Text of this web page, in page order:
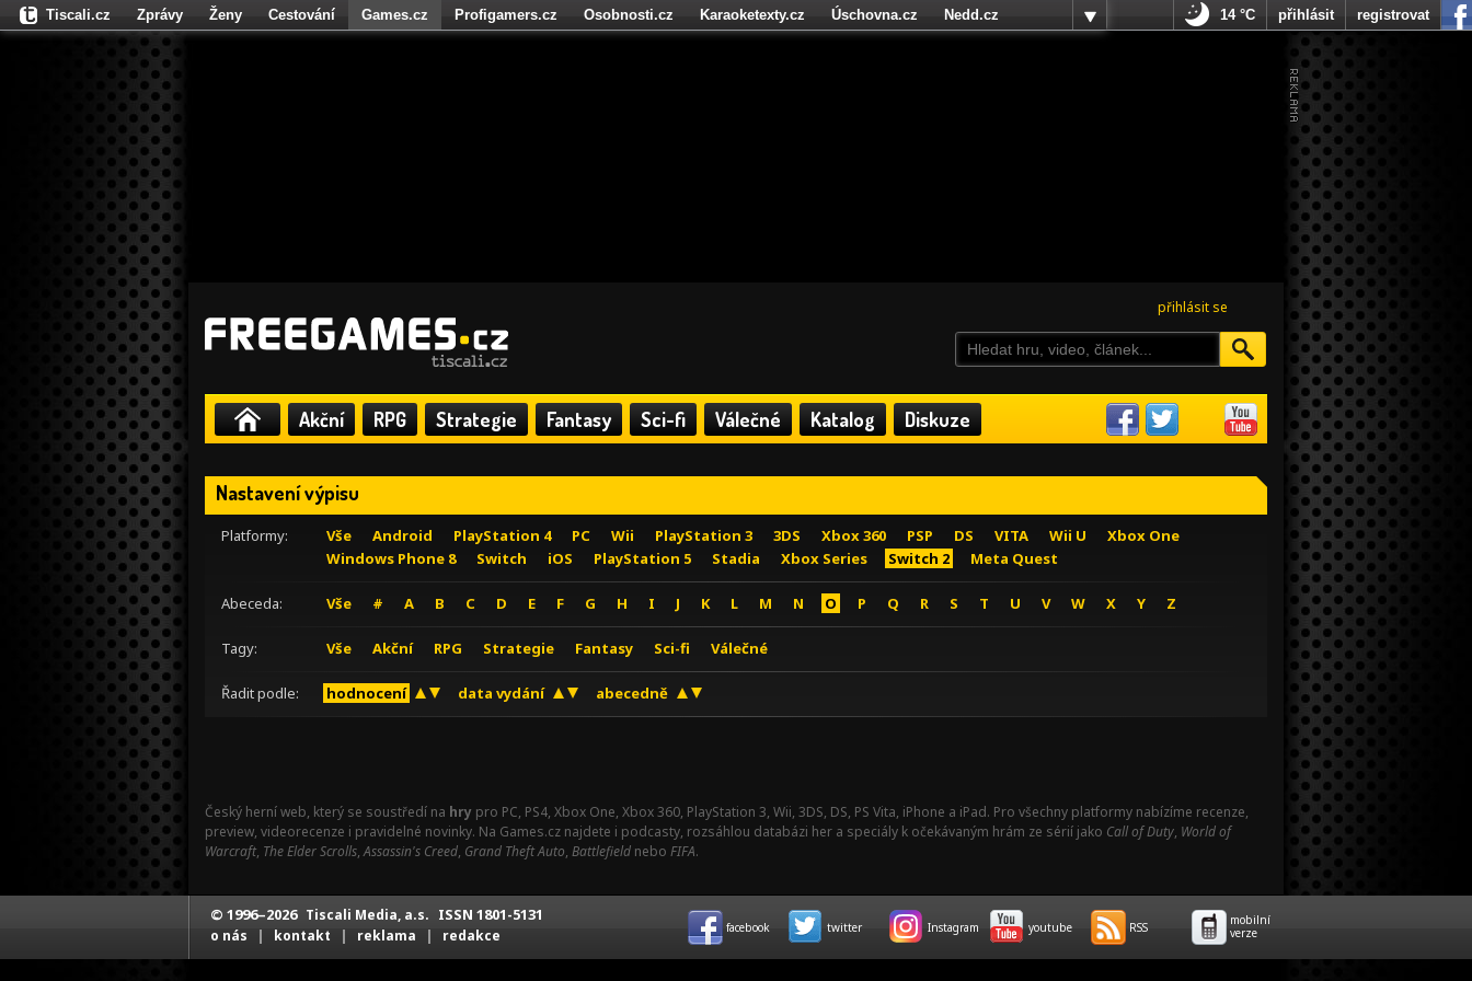
přihlásit se
Akční RPG Strategie Fantasy Sci-fi Válečné Katalog Diskuze
Nastavení výpisu
Platformy: Vše Android PlayStation 4 PC Wii PlayStation 3 3DS Xbox 360 PSP DS VITA Wii U
Xbox One
Windows Phone 8
Switch iOS PlayStation 5 Stadia Xbox Series Switch 2 Meta Quest
Abeceda: Vše # A B C D E F G H I J K L M N O P Q R S T U V W X Y Z
Tagy: Vše Akční RPG Strategie Fantasy Sci-fi Válečné
Řadit podle: hodnocení data vydání abecedně
Český herní web, který se soustředí na hry pro PC, PS4, Xbox One, Xbox 360, PlayStation 3, Wii, 3DS, DS, PS Vita, iPhone a iPad. Pro všechny platformy nabízíme recenze,
preview, videorecenze i pravidelné novinky. Na Games.cz najdete i podcasty, rozsáhlou databázi her a speciály k očekávaným hrám ze sérií jako Call of Duty, World of
Warcraft, The Elder Scrolls,Assassin's Creed, Grand Theft Auto, Battlefield nebo FIFA.
Tiscali.cz Zprávy Ženy Cestování Games.cz Profigamers.cz Osobnosti.cz Karaoketexty.cz Úschovna.cz
Nedd.cz
Fights.cz
14 °C přihlásit registrovat
© 1996–2026 Tiscali Media, a.s. ISSN 1801-5131
o nás | kontakt | reklama | redakce facebook twitter Instagram youtube RSS
mobilní
verze